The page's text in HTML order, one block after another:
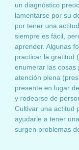
un diagnóstico
lamentarse por su
por tener una
siempre es fácil,
aprender. Algunas
practicar la gratitud
enumerar las cosas
atención plena
presente en lugar
y rodearse de
Cultivar una actitud
ayudarle a tener
surgen problemas